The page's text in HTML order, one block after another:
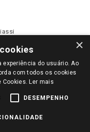
×
experiência do usuário. Ao
com todos os cookies
Cookies. Ler mais
DESEMPENHO